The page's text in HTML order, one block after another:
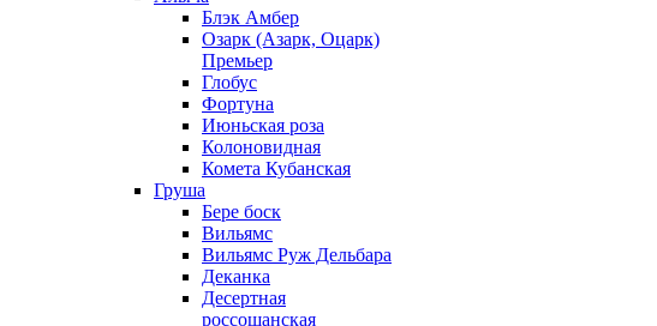
Блэк Амбер
Озарк (Азарк, Оцарк)
Премьер
Глобус
Фортуна
Июньская роза
Колоновидная
Комета Кубанская
Груша
Бере боск
Вильямс
Вильямс Руж Дельбара
Деканка
Десертная
россошанская